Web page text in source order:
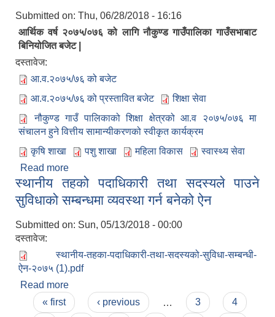
Submitted on: Thu, 06/28/2018 - 16:16
आर्थिक वर्ष २०७५/०७६ को लागि नौकुण्ड गाउँपालिका गाउँसभाबाट
बिनियोजित बजेट |
दस्तावेज:
आ.व.२०७५/७६ को बजेट
आ.व.२०७५/७६ को प्रस्तावित बजेट
शिक्षा सेवा
नौकुण्ड गाउँ पालिकाको शिक्षा क्षेत्रको आ.व २०७५/०७६ मा
संचालन हुने वित्तीय सामान्यीकरणको स्वीकृत कार्यक्रम
कृषि शाखा
पशु शाखा महिला विकास
स्वास्थ्य सेवा
Read more
गाउँपालिका गाउँसभाबाट बिनियोजित बजेट |
स्थानीय तहको पदाधिकारी तथा सदस्यले पाउने
सुविधाको सम्बन्धमा व्यवस्था गर्न बनेको ऐन
Submitted on: Sun, 05/13/2018 - 00:00
दस्तावेज:
स्थानीय-तहका-पदाधिकारी-तथा-सदस्यको-सुविधा-सम्बन्धी-
ऐन-२०७५ (1).pdf
Read more
सुविधाको सम्बन्धमा व्यवस्था गर्न बनेको ऐन
Pages
« first ‹ previous 3
4